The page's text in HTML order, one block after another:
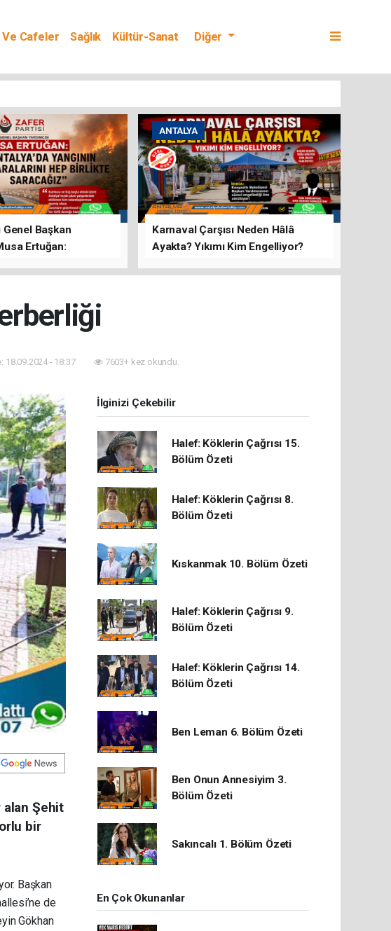
Cafeler Sağlık
Kültür-Sanat
Diğer
Başkan
Ertuğan:
ANTALYA
Karnaval Çarşısı Neden Hâlâ
Ayakta? Yıkımı Kim Engelliyor?
18.09.2024 - 18:37 7603+ kez okundu.
alan Şehit
bir
Başkan
de
Gökhan
İlginizi Çekebilir
Halef: Köklerin Çağrısı 15.
Bölüm Özeti
Halef: Köklerin Çağrısı 8.
Bölüm Özeti
Kıskanmak 10. Bölüm Özeti
Halef: Köklerin Çağrısı 9.
Bölüm Özeti
Halef: Köklerin Çağrısı 14.
Bölüm Özeti
Ben Leman 6. Bölüm Özeti
Ben Onun Annesiyim 3.
Bölüm Özeti
Sakıncalı 1. Bölüm Özeti
En Çok Okunanlar